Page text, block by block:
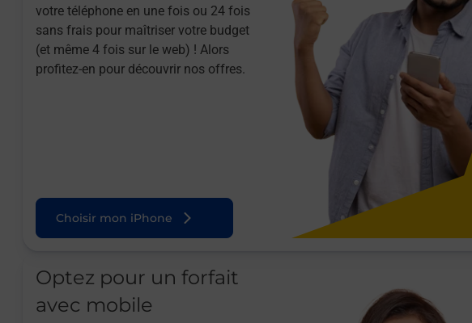
votre téléphone en une fois ou 24 fois
sans frais pour maîtriser votre budget
(et même 4 fois sur le web) ! Alors
profitez-en pour découvrir nos offres.
Choisir mon iPhone
Optez pour un forfait
avec mobile